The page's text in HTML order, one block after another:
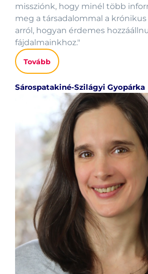
missziónk, hogy minél több
meg a társadalommal a
arról, hogyan érdemes
fájdalmainkhoz."
Tovább
Sárospatakiné-Szilágyi Gyopárka